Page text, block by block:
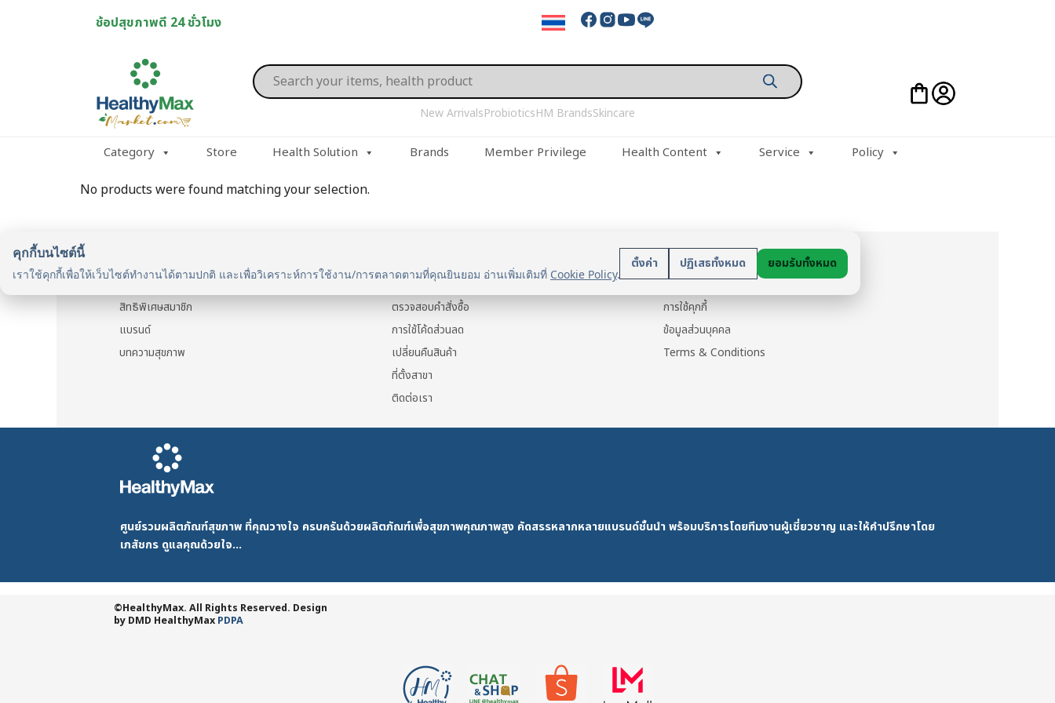
ช้อปสุขภาพดี 24 ชั่วโมง
Products
search
New ArrivalsProbioticsHM BrandsSkincare
Category Store Health Solution Brands Member Privilege Health Content Service Policy
No products were found matching your selection.
คุกกี้บนไซต์นี้
เราใช้คุกกี้เพื่อให้เว็บไซต์ทำงานได้ตามปกติ และเพื่อวิเคราะห์การใช้งาน/การตลาดตามที่คุณยินยอม อ่านเพิ่มเติมที่ Cookie Policy.
ตั้งค่า ปฏิเสธทั้งหมด ยอมรับทั้งหมด
สิทธิพิเศษสมาชิก
แบรนด์
บทความสุขภาพ
แจ้งการชำระเงิน
ตรวจสอบคำสั่งซื้อ
การใช้โค้ดส่วนลด
เปลี่ยนคืนสินค้า
ที่ตั้งสาขา
ติดต่อเรา
นโยบาย
ข้อมูลส่วนตัว
การใช้คุกกี้
ข้อมูลส่วนบุคคล
Terms & Conditions
ศูนย์รวมผลิตภัณฑ์สุขภาพ ที่คุณวางใจ ครบครันด้วยผลิตภัณฑ์เพื่อสุขภาพคุณภาพสูง คัดสรรหลากหลายแบรนด์ชั้นนำ พร้อมบริการโดยทีมงานผู้เชี่ยวชาญ และให้คำปรึกษาโดย
เภสัชกร ดูแลคุณด้วยใจ...
©HealthyMax. All Rights Reserved. Design
by DMD HealthyMax PDPA